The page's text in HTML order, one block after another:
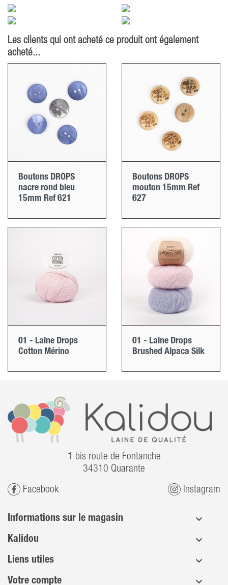
Les clients qui ont acheté ce produit ont également
acheté...
Boutons DROPS
nacre rond bleu
15mm Ref 621
Boutons DROPS
mouton 15mm Ref
627
01 - Laine Drops
Cotton Mérino
01 - Laine Drops
Brushed Alpaca Silk
1 bis route de Fontanche
34310 Quarante
Facebook Instagram
Informations sur le magasin
Kalidou
Liens utiles
Votre compte